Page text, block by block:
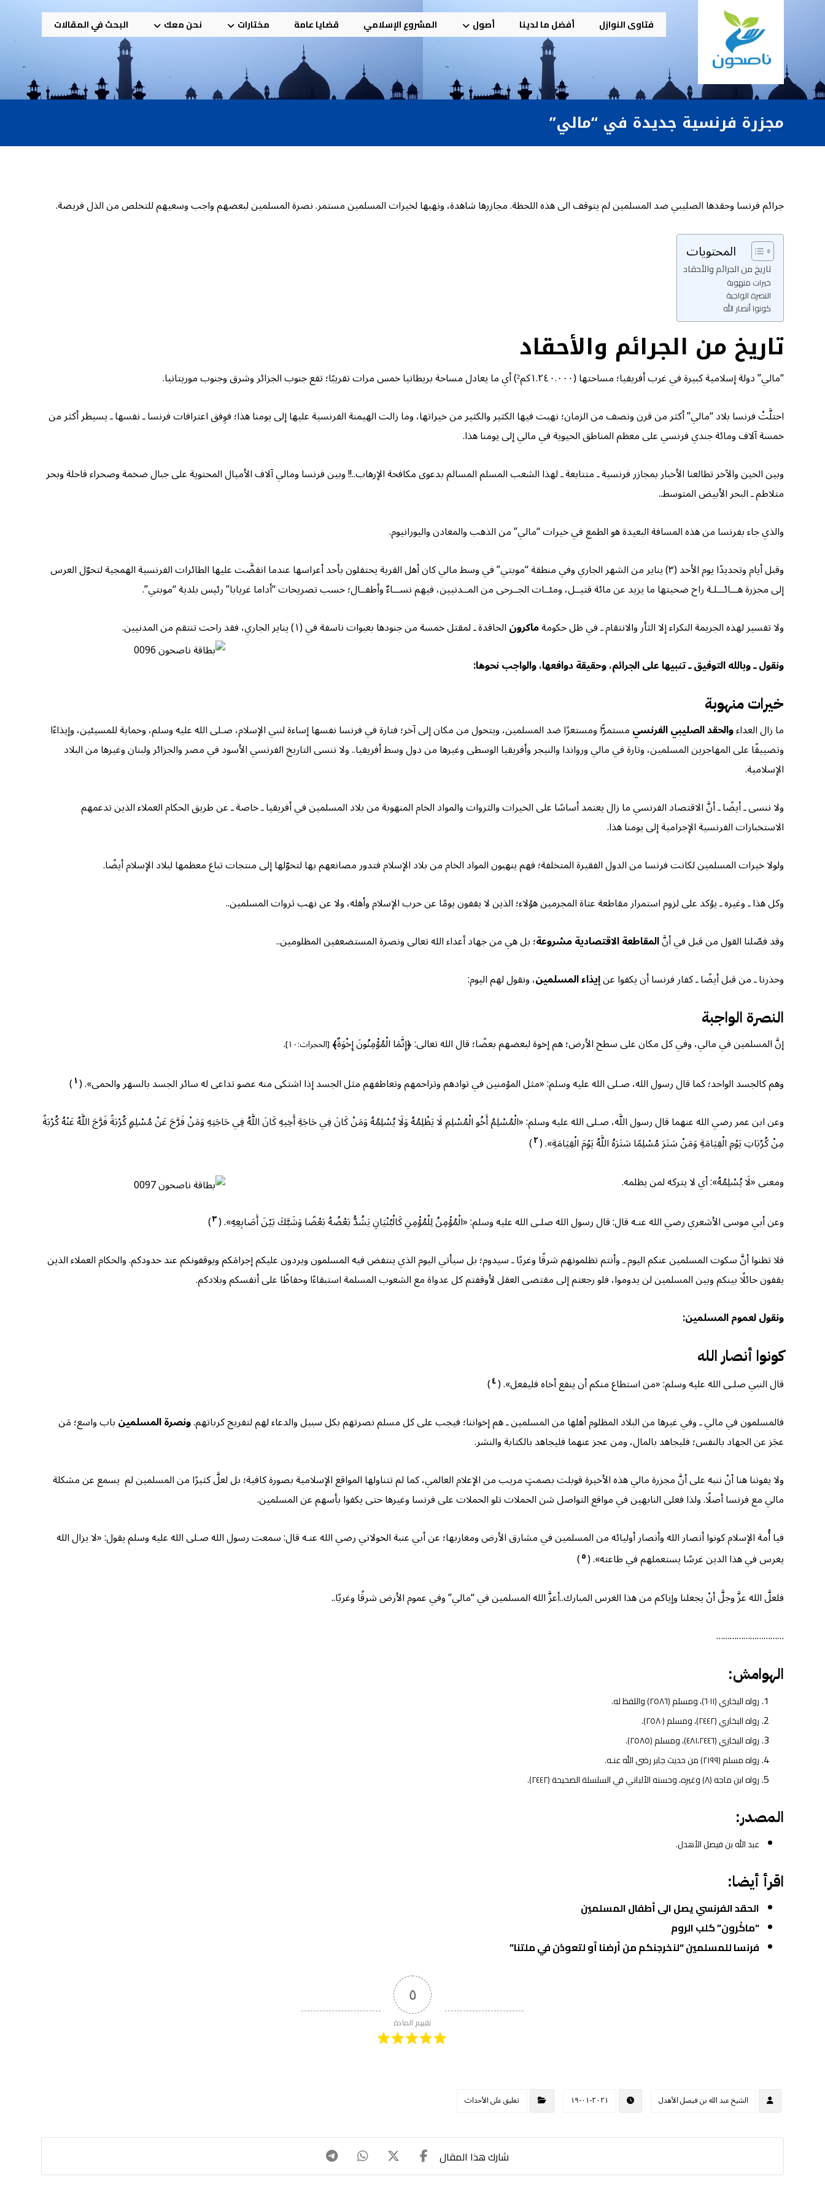
فتاوى النوازل أفضل ما لدينا أصول المشروع الإسلامي قضايا عامة مختارات نحن معك البحث في المقالات
مجزرة فرنسية جديدة في “مالي”
جرائم فرنسا وحقدها الصليبي ضد المسلمين لم يتوقف الى هذه اللحظة. مجازرها شاهدة، ونهبها لخيرات المسلمين مستمر. نصرة المسلمين لبعضهم واجب وسعيهم للتخلص من الذل فريضة.
المحتويات
تاريخ من الجرائم والأحقاد
خيرات منهوبة
النصرة الواجبة
كونوا أنصار الله
تاريخ من الجرائم والأحقاد
“مالي” دولة إسلامية كبيرة في غرب أفريقيا؛ مساحتها (١.٢٤٠.٠٠٠كم²) أي ما يعادل مساحة بريطانيا خمس مرات تقريبًا؛ تقع جنوب الجزائر وشرق وجنوب موريتانيا.
احتلَّتْ فرنسا بلاد “مالي” أكثر من قرن ونصف من الزمان؛ نهبت فيها الكثير والكثير من خيراتها، وما زالت الهيمنة الفرنسية عليها إلى يومنا هذا؛ فوِفق اعترافات فرنسا ـ نفسها ـ يسيطر أكثر من
خمسة آلاف ومائة جندي فرنسي على معظم المناطق الحيوية في مالي إلى يومنا هذا.
وبين الحين والآخر تطالعنا الأخبار بمجازر فرنسية ـ متتابعة ـ لهذا الشعب المسلم المسالم بدعوى مكافحة الإرهاب..!! وبين فرنسا ومالي آلاف الأميال المحتوية على جبال ضخمة وصحراء قاحلة وبحر
متلاطم ـ البحر الأبيض المتوسط..
والذي جاء بفرنسا من هذه المسافة البعيدة هو الطمع في خيرات “مالي” من الذهب والمعادن واليورانيوم.
وقبل أيام وتحديدًا يوم الأحد (٣) يناير من الشهر الجاري وفي منطقة “موبتي” في وسط مالي كان أهل القرية يحتفلون بأحد أعراسها عندما انقضَّت عليها الطائرات الفرنسية الهمجية لتحوّل العرس
إلى مجزرة هـــائـــلـة راح ضحيتها ما يزيد عن مائة قتيــل، ومئــات الجــرحى من المــدنيين، فيهم نســـاءٌ وأطفــال؛ حسب تصريحات “أداما غريابا” رئيس بلدية “موبتي”.
ولا تفسير لهذه الجريمة النكراء إلا الثأر والانتقام ـ في ظل حكومةماكرونالحاقدة ـ لمقتل خمسة من جنودها بعبوات ناسفة في (١) يناير الجاري، فقد راحت تنتقم من المدنيين.
ونقول ـ وبالله التوفيق ـ تنبيها على الجرائم، وحقيقة دوافعها، والواجب نحوها:
خيرات منهوبة
ما زال العداءوالحقد الصليبي الفرنسيمستمرًّا ومستعرًا ضد المسلمين، ويتحول من مكان إلى آخر؛ فتارة في فرنسا نفسها إساءة لنبي الإسلام، صـلى الله عليه وسلم، وحماية للمسيئين، وإيذاءًا
وتضييقًا على المهاجرين المسلمين، وتارة في مالي ورواندا والنيجر وأفريقيا الوسطى وغيرها من دول وسط أفريقيا.. ولا ننسى التاريخ الفرنسي الأسود في مصر والجزائر ولبنان وغيرها من البلاد
الإسلامية.
ولا ننسى ـ أيضًا ـ أنَّ الاقتصاد الفرنسي ما زال يعتمد أساسًا على الخيرات والثروات والمواد الخام المنهوبة من بلاد المسلمين في أفريقيا ـ خاصة ـ عن طريق الحكام العملاء الذين تدعمهم
الاستخبارات الفرنسية الإجرامية إلى يومنا هذا.
ولولا خيرات المسلمين لكانت فرنسا من الدول الفقيرة المتخلفة؛ فهم ينهبون المواد الخام من بلاد الإسلام فتدور مصانعهم بها لتحوّلها إلى منتجات تباع معظمها لبلاد الإسلام أيضًا.
وكل هذا ـ وغيره ـ يؤكد على لزوم استمرار مقاطعة عتاة المجرمين هؤلاء؛ الذين لا يقفون يومًا عن حرب الإسلام وأهله، ولا عن نهب ثروات المسلمين..
وقد فصّلنا القول من قبل في أنَّالمقاطعة الاقتصادية مشروعة؛ بل هي من جهاد أعداء الله تعالى ونصرة المستضعفين المظلومين..
وحذرنا ـ من قبل أيضًا ـ كفار فرنسا أن يكفوا عنإيذاء المسلمين، ونقول لهم اليوم:
النصرة الواجبة
إنَّ المسلمين في مالي، وفي كل مكان على سطح الأرض؛ هم إخوة لبعضهم بعضًا؛ قال الله تعالى: ﴿إِنَّمَا الْمُؤْمِنُونَ إِخْوَةٌ﴾[الحجرات:١٠]
.
وهم كالجسد الواحد؛ كما قال رسول الله، صـلى الله عليه وسلم: «مثل المؤمنين في توادهم وتراحمهم وتعاطفهم مثل الجسد إذا اشتكى منه عضو تداعى له سائر الجسد بالسهر والحمى». (١)
وعن ابن عمر رضي الله عنهما قال رسول اللَّه، صـلى الله عليه وسلم: «الْمُسْلِمُ أَخُو الْمُسْلِمِ لَا يَظْلِمُهُ وَلَا يُسْلِمُهُ وَمَنْ كَانَ فِي حَاجَةِ أَخِيهِ كَانَ اللَّهُ فِي حَاجَتِهِ وَمَنْ فَرَّجَ عَنْ مُسْلِمٍ كُرْبَةً فَرَّجَ اللَّهُ عَنْهُ كُرْبَةً
مِنْ كُرُبَاتِ يَوْمِ الْقِيَامَةِ وَمَنْ سَتَرَ مُسْلِمًا سَتَرَهُ اللَّهُ يَوْمَ الْقِيَامَةِ». (٢)
ومعنى «لَا يُسْلِمُهُ»: أي لا يتركه لمن يظلمه.
وعن أبي موسى الأشعري رضي الله عنـه قال: قال رسول الله صلـى الله عليه وسلم: «الْمُؤْمِنُ لِلْمُؤْمِنِ كَالْبُنْيَانِ يَشُدُّ بَعْضُهُ بَعْضًا وَشَبَّكَ بَيْنَ أَصَابِعِهِ». (٣)
فلا تظنوا أنَّ سكوت المسلمين عنكم اليوم ـ وأنتم تظلمونهم شرقًا وغربًا ـ سيدوم؛ بل سيأتي اليوم الذي ينتفض فيه المسلمون ويردون عليكم إجرامَكم ويوقفونكم عند حدودكم. والحكام العملاء الذين
يقفون حائلًا بينكم وبين المسلمين لن يدوموا، فلو رجعتم إلى مقتضى العقل لأوقفتم كل عدواة مع الشعوب المسلمة استبقاءًا وحفاظًا على أنفسكم وبلادكم.
ونقول لعموم المسلمين:
كونوا أنصار الله
قال النبي صلـى الله عليه وسلم: «من استطاع منكم أن ينفع أخاه فليفعل». (٤)
فالمسلمون في مالي ـ وفي غيرها من البلاد المظلوم أهلها من المسلمين ـ هم إخواننا؛ فيجب على كل مسلم نصرتهم بكل سبيل والدعاء لهم لتفريج كرباتهم.ونصرة المسلمينباب واسع؛ مَن
عجَز عن الجهاد بالنفس؛ فليجاهد بالمال، ومن عجز عنهما فليجاهد بالكتابة والنشر.
ولا يفوتنا هنا أنْ ننبه على أنَّ مجزرة مالي هذه الأخيرة قوبلت بصمتٍ مريب من الإعلام العالمي، كما لم تتناولها المواقع الإسلامية بصورة كافية؛ بل لعلَّ كثيرًا من المسلمين لم يسمع عن مشكلة
مالي مع فرنسا أصلًا. ولذا فعلى النابهين في مواقع التواصل شن الحملات تلو الحملات على فرنسا وغيرها حتى يكفوا بأسهم عن المسلمين.
فيا أُمة الإسلام كونوا أنصار الله وأنصار أوليائه من المسلمين في مشارق الأرض ومغاربها؛ عن أبي عنبة الخولاني رضي الله عنـه قال: سمعت رسول الله صـلى الله عليه وسلم يقول: «لا يزال الله
يغرس في هذا الدين غرسًا يستعملهم في طاعته». (٥)
فلعلَّ الله عزَّ وجلَّ أنْ يجعلنا وإياكم من هذا الغرس المبارك..أعزَّ الله المسلمين في “مالي” وفي عموم الأرض شرقًا وغربًا..
…………………………
الهوامش:
رواه البخاري (٦٠١١)، ومسلم (٢٥٨٦) واللفظ له.
رواه البخاري (٢٤٤٢)، ومسلم (٢٥٨٠).
رواه البخاري (٤٨١،٢٤٤٦)، ومسلم (٢٥٨٥).
رواه مسلم (٢١٩٩) من حديث جابر رضي الله عنـه.
رواه ابن ماجه (٨) وغيره، وحسنه الألباني في السلسلة الصحيحة (٢٤٤٢).
المصدر:
عبد الله بن فيصل الأهدل.
اقرأ أيضا:
الحقد الفرنسي يصل الى أطفال المسلمين
“ماكْرون” كلب الروم
فرنسا للمسلمين “لنخرجنكم من أرضنا أو لتعودُن في ملتنا”
٥
تقييم المادة
الشيخ عبد الله بن فيصل الأهدل ٢٠٢١-٠١-١٩ تعليق على الأحداث